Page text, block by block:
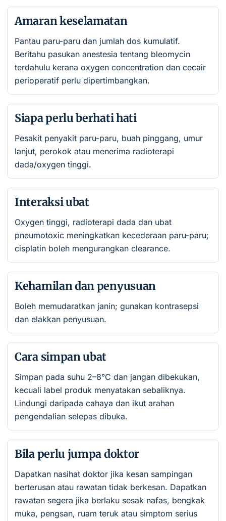
Amaran keselamatan
Pantau paru-paru dan jumlah dos kumulatif.
Beritahu pasukan anestesia tentang bleomycin
terdahulu kerana oxygen concentration dan cecair
perioperatif perlu dipertimbangkan.
Siapa perlu berhati hati
Pesakit penyakit paru-paru, buah pinggang, umur
lanjut, perokok atau menerima radioterapi
dada/oxygen tinggi.
Interaksi ubat
Oxygen tinggi, radioterapi dada dan ubat
pneumotoxic meningkatkan kecederaan paru-paru;
cisplatin boleh mengurangkan clearance.
Kehamilan dan penyusuan
Boleh memudaratkan janin; gunakan kontrasepsi
dan elakkan penyusuan.
Cara simpan ubat
Simpan pada suhu 2–8°C dan jangan dibekukan,
kecuali label produk menyatakan sebaliknya.
Lindungi daripada cahaya dan ikut arahan
pengendalian selepas dibuka.
Bila perlu jumpa doktor
Dapatkan nasihat doktor jika kesan sampingan
berterusan atau rawatan tidak berkesan. Dapatkan
rawatan segera jika berlaku sesak nafas, bengkak
muka, pengsan, ruam teruk atau simptom serius